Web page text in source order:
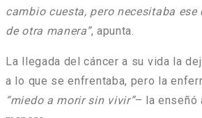
cambio cuesta, pero necesitaba
de otra manera”, apunta.
La llegada del cáncer a su vida la
a lo que se enfrentaba, pero la
“miedo a morir sin vivir”– la enseñó